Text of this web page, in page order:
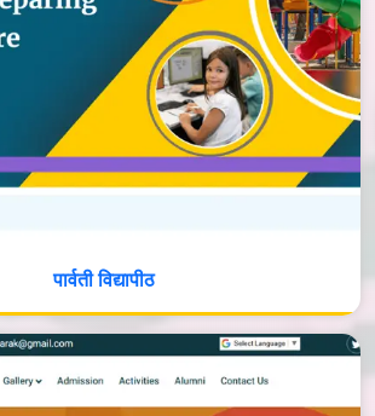
पार्वती विद्यापीठ